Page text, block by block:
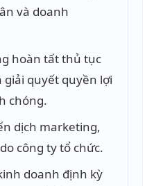
và doanh
hoàn tất thủ tục
giải quyết quyền lợi
chóng.
dịch marketing,
công ty tổ chức.
doanh định kỳ